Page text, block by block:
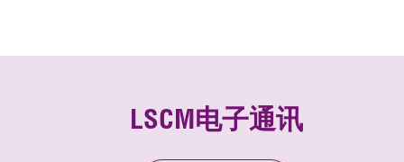
LSCM电子通讯